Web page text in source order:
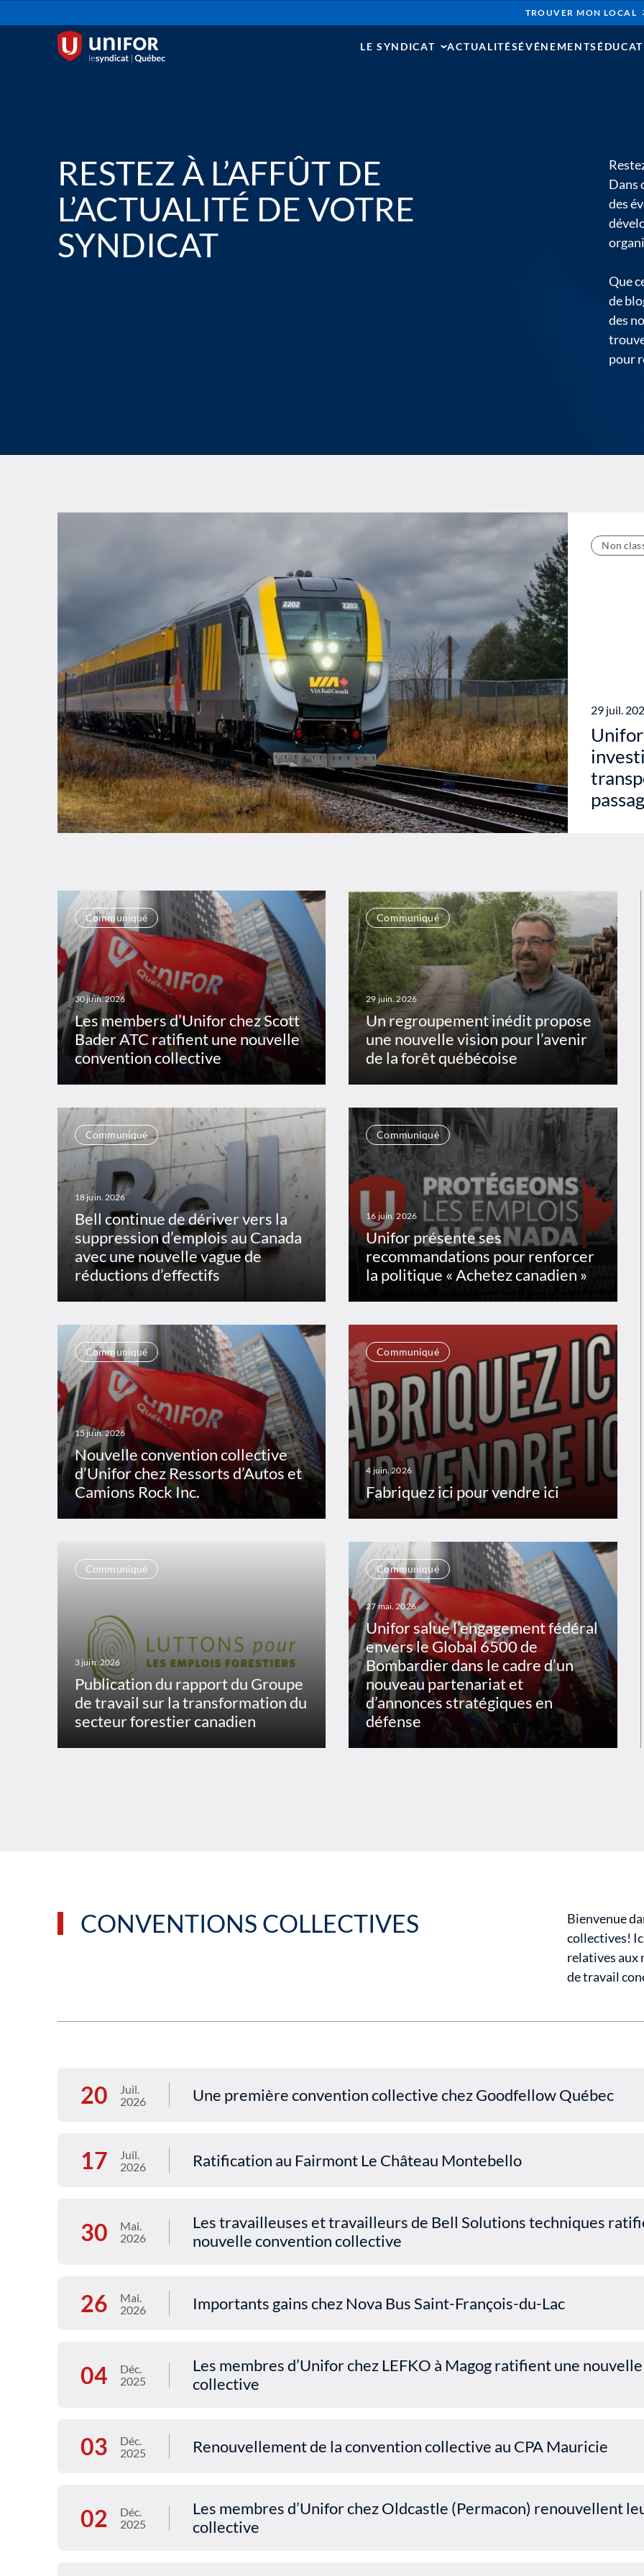
TROUVER MON LOCAL
LE SYNDICAT ACTUALITÉSÉVÉNEMENTS
RESTEZ À L’AFFÛT DE
L’ACTUALITÉ DE VOTRE
SYNDICAT
Dans
des
Que
de
des
pour
Non
29 juil.
Communiqué
30 juin. 2026
Les members d’Unifor chez Scott
Bader ATC ratifient une nouvelle
convention collective
Communiqué
29 juin. 2026
Un regroupement inédit propose
une nouvelle vision pour l’avenir
de la forêt québécoise
Communiqué
18 juin. 2026
Bell continue de dériver vers la
suppression d’emplois au Canada
avec une nouvelle vague de
réductions d’effectifs
Communiqué
16 juin. 2026
Unifor présente ses
recommandations pour renforcer
la politique « Achetez canadien »
Communiqué
15 juin. 2026
Nouvelle convention collective
d’Unifor chez Ressorts d’Autos et
Camions Rock Inc.
Communiqué
4 juin. 2026
Fabriquez ici pour vendre ici
Communiqué
3 juin. 2026
Publication du rapport du Groupe
de travail sur la transformation du
secteur forestier canadien
Communiqué
27 mai. 2026
Unifor salue l’engagement fédéral
envers le Global 6500 de
Bombardier dans le cadre d’un
nouveau partenariat et
d’annonces stratégiques en
défense
CONVENTIONS COLLECTIVES
Bienvenue
collectives!
relatives aux
de travail
20
Juil.
2026
Une première convention collective chez Goodfellow Québec
17
Juil.
2026
Ratification au Fairmont Le Château Montebello
30
Mai.
2026
Les travailleuses et travailleurs de Bell Solutions techniques
nouvelle convention collective
26
Mai.
2026
Importants gains chez Nova Bus Saint-François-du-Lac
04
Déc.
2025
Les membres d’Unifor chez LEFKO à Magog ratifient une
collective
03
Déc.
2025
Renouvellement de la convention collective au CPA Mauricie
02
Déc.
2025
Les membres d’Unifor chez Oldcastle (Permacon) renouvellent
collective